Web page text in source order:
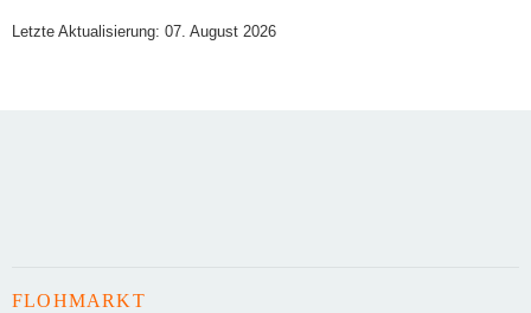
Letzte Aktualisierung: 07. August 2026
FLOHMARKT